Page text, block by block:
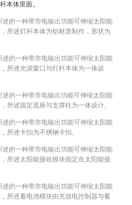
本体里面。
述的一种带市电输出功能可伸缩太阳能
所述灯杆本体为铝材质制作，形状为
述的一种带市电输出功能可伸缩太阳能
所述光源窗口与灯杆本体为一体设
述的一种带市电输出功能可伸缩太阳能
所述固定底座与支撑柱为一体设计。
述的一种带市电输出功能可伸缩太阳能
所述卡扣为不锈钢卡扣。
述的一种带市电输出功能可伸缩太阳能
所述太阳能接收模块固定在太阳能接
述的一种带市电输出功能可伸缩太阳能
所述蓄电池模块由充放电控制器与蓄